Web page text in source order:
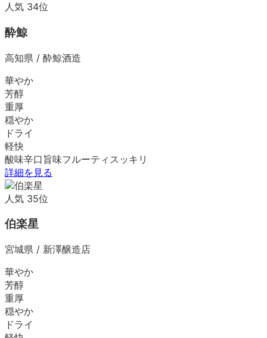
人気 34位
酔鯨
高知県 / 酔鯨酒造
華やか
芳醇
重厚
穏やか
ドライ
軽快
酸味辛口 旨味フルーティ スッキリ
詳細を見る
人気 35位
伯楽星
宮城県 / 新澤醸造店
華やか
芳醇
重厚
穏やか
ドライ